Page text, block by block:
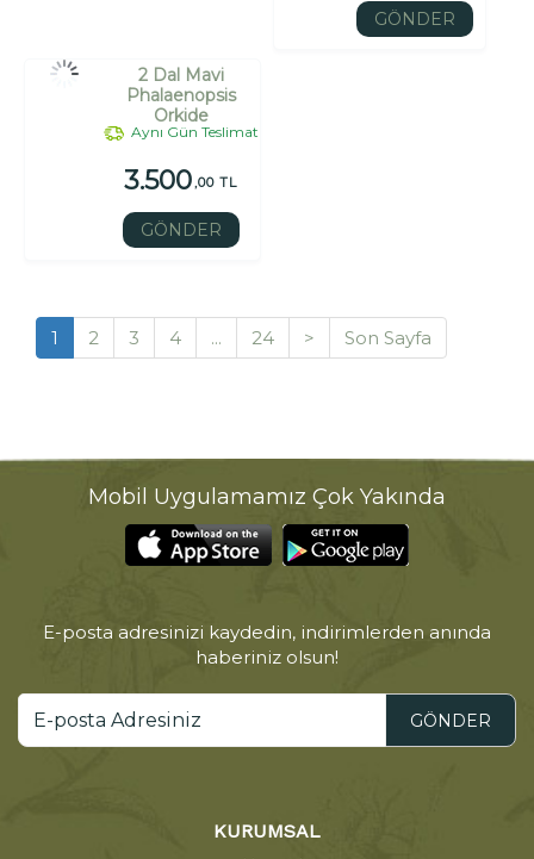
GÖNDER
2 Dal Mavi
Phalaenopsis
Orkide
Aynı Gün Teslimat
3.500,00 TL
GÖNDER
1 2 3 4 ... 24 > Son Sayfa
Mobil Uygulamamız Çok Yakında
E-posta adresinizi kaydedin, indirimlerden anında
haberiniz olsun!
GÖNDER
KURUMSAL